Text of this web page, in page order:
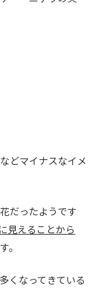
どマイナスなイメ
だったようです
見えることから
。
くなってきている